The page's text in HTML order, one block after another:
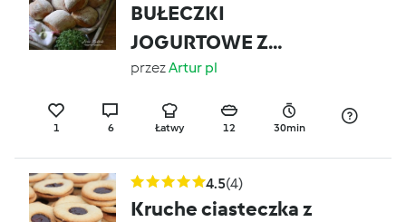
BUŁECZKI
JOGURTOWE Z
RZEŻUCHĄ
przezArtur pl
1 6 Łatwy 12 30min
4.5(4)
Kruche ciasteczka z